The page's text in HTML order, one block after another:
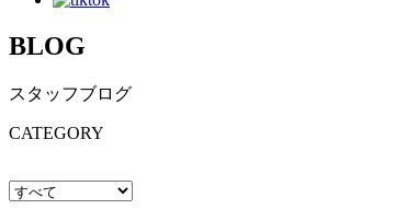
BLOG
スタッフブログ
CATEGORY